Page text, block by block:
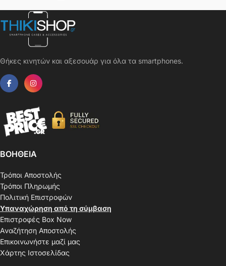
Θήκες κινητών και αξεσουάρ για όλα τα smartphones.
ΒΟΗΘΕΙΑ
Τρόποι Αποστολής
Τρόποι Πληρωμής
Πολιτική Επιστροφών
Υπαναχώρηση από τη σύμβαση
Επιστροφές Box Now
Αναζήτηση Αποστολής
Επικοινωνήστε μαζί μας
Χάρτης Ιστοσελίδας